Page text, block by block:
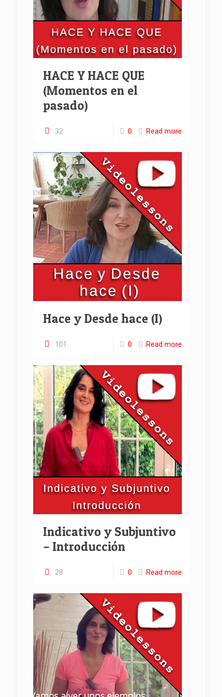
HACE Y HACE QUE
(Momentos en el
pasado)
32 0 Read more
Hace y Desde hace (I)
101 0 Read more
Indicativo y Subjuntivo
– Introducción
28 0 Read more